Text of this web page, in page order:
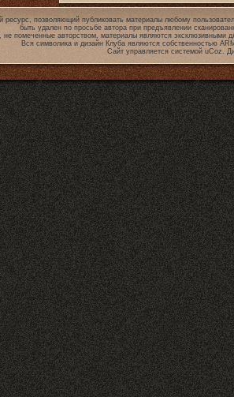
ресурс, позволяющий публиковать материалы любому
быть удален по просьбе автора при предъявлении
не помеченные авторством, материалы являются эксклюзивными
Вся символика и дизайн Клуба являются собственностью
Сайт управляется системой uCoz.